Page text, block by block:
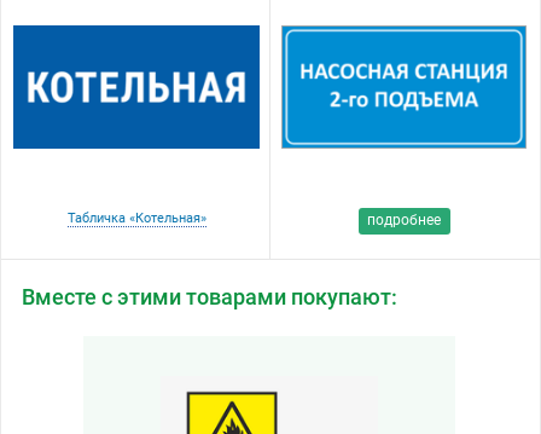
Табличка «Котельная» подробнее
Вместе с этими товарами покупают: